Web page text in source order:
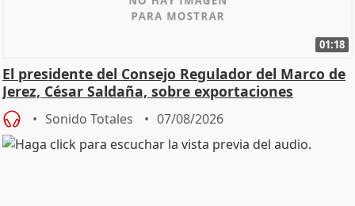
01:18
El presidente del Consejo Regulador del Marco de
Jerez, César Saldaña, sobre exportaciones
Sonido Totales 07/08/2026